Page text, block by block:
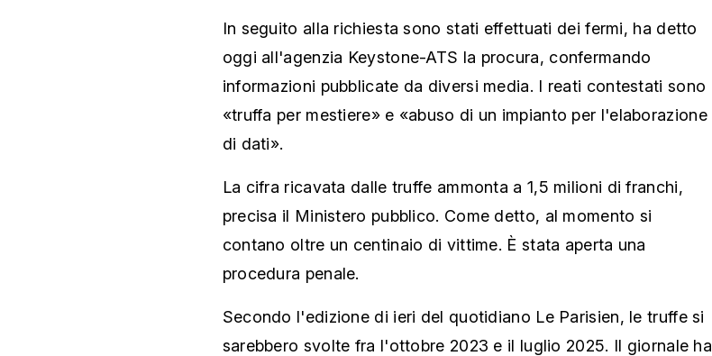
In seguito alla richiesta sono stati effettuati dei fermi, ha detto
oggi all'agenzia Keystone-ATS la procura, confermando
informazioni pubblicate da diversi media. I reati contestati sono
«truffa per mestiere» e «abuso di un impianto per l'elaborazione
di dati».
La cifra ricavata dalle truffe ammonta a 1,5 milioni di franchi,
precisa il Ministero pubblico. Come detto, al momento si
contano oltre un centinaio di vittime. È stata aperta una
procedura penale.
Secondo l'edizione di ieri del quotidiano Le Parisien, le truffe si
sarebbero svolte fra l'ottobre 2023 e il luglio 2025. Il giornale ha